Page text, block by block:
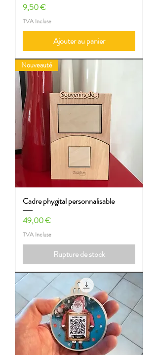
Prix
9,50 €
TVA Incluse
Ajouter au panier
Nouveauté
Cadre phygital personnalisable
Prix
49,00 €
TVA Incluse
Rupture de stock